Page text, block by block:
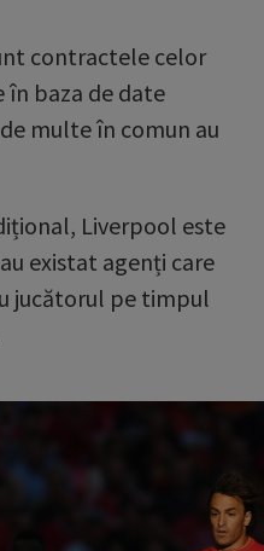
contractele celor
baza de date
multe în comun au
Liverpool este
existat agenți care
jucătorul pe timpul